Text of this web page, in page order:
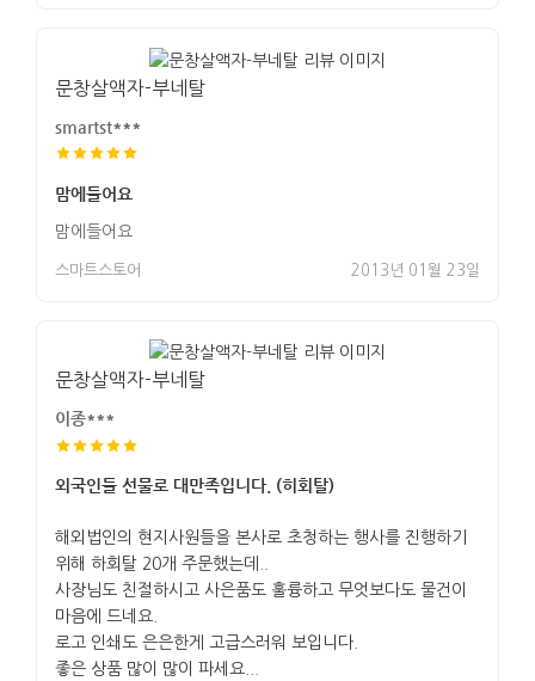
문창살액자-부네탈
smartst***
맘에들어요
맘에들어요
스마트스토어 2013년 01월 23일
문창살액자-부네탈
이종***
외국인들 선물로 대만족입니다. (히회탈)
해외법인의 현지사원들을 본사로 초청하는 행사를 진행하기
위해 하회탈 20개 주문했는데..
사장님도 친절하시고 사은품도 훌륭하고 무엇보다도 물건이
마음에 드네요.
로고 인쇄도 은은한게 고급스러워 보입니다.
좋은 상품 많이 많이 파세요...